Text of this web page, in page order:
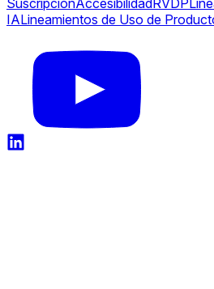
IALineamientos de Uso de